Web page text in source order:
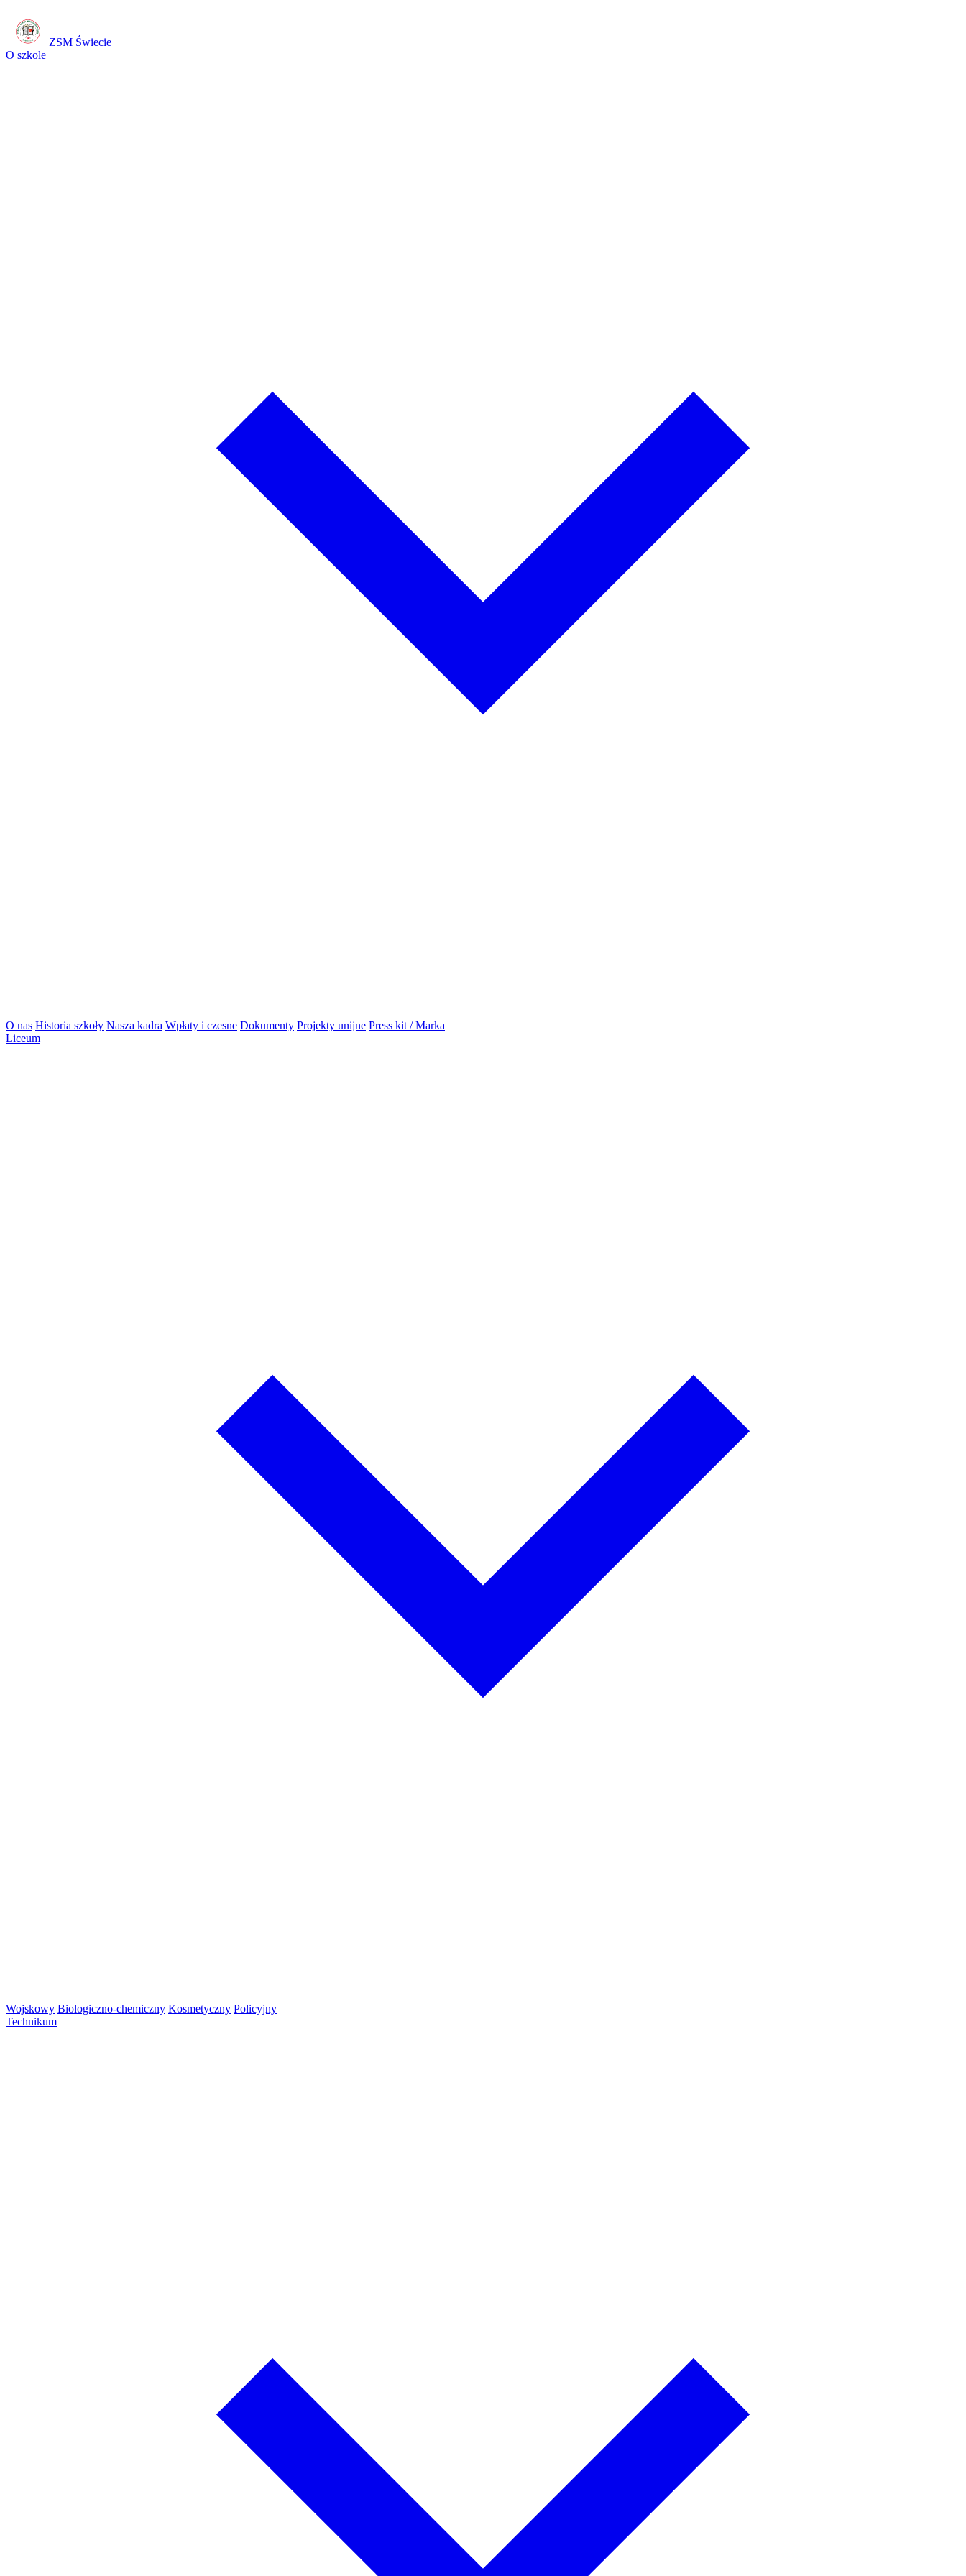
ZSM Świecie
O szkole
O nas Historia szkoły Nasza kadra Wpłaty i czesne Dokumenty Projekty unijne Press kit / Marka
Liceum
Wojskowy Biologiczno-chemiczny Kosmetyczny Policyjny
Technikum